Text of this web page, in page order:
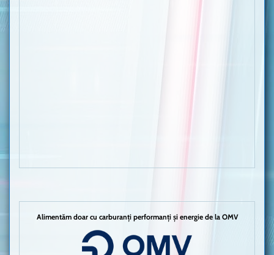
Alimentăm doar cu carburanți performanți și energie de la OMV